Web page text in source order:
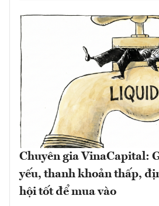
Chuyên gia VinaCapital:
yếu, thanh khoản thấp,
hội tốt để mua vào